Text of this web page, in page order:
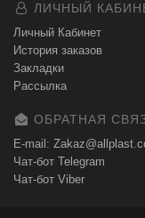
ЛИЧНЫЙ
Личный Кабинет
История заказов
Закладки
Рассылка
ОБРАТНАЯ
E-mail:
Чат-бот Telegram
Чат-бот Viber